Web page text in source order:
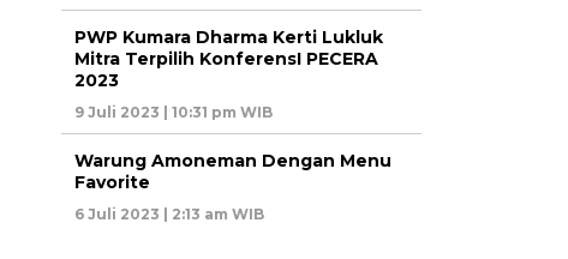
PWP Kumara Dharma Kerti Lukluk
Mitra Terpilih KonferensI PECERA
2023
9 Juli 2023 | 10:31 pm WIB
Warung Amoneman Dengan Menu
Favorite
6 Juli 2023 | 2:13 am WIB